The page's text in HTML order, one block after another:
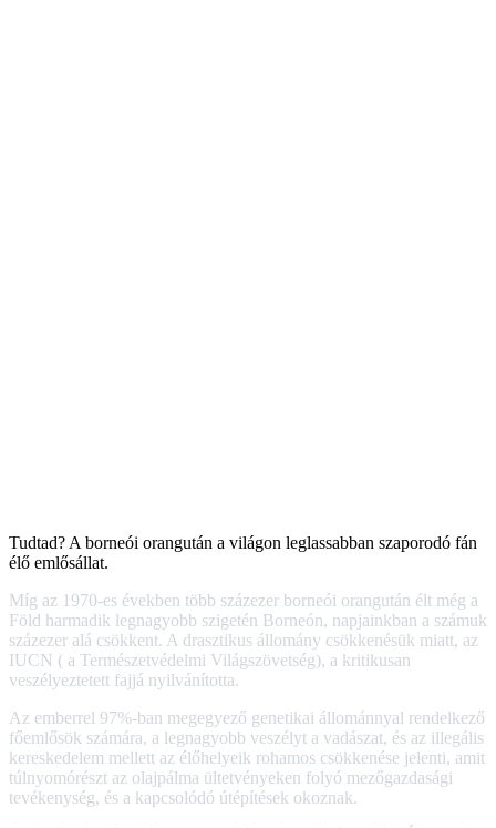
Tudtad? A borneói orangután a világon leglassabban szaporodó fán
élő emlősállat.
Míg az 1970-es években több százezer borneói orangután élt még a
Föld harmadik legnagyobb szigetén Borneón, napjainkban a számuk
százezer alá csökkent. A drasztikus állomány csökkenésük miatt, az
IUCN ( a Természetvédelmi Világszövetség), a kritikusan
veszélyeztetett fajjá nyilvánította.
Az emberrel 97%-ban megegyező genetikai állománnyal rendelkező
főemlősök számára, a legnagyobb veszélyt a vadászat, és az illegális
kereskedelem mellett az élőhelyeik rohamos csökkenése jelenti, amit
túlnyomórészt az olajpálma ültetvényeken folyó mezőgazdasági
tevékenység, és a kapcsolódó útépítések okoznak.